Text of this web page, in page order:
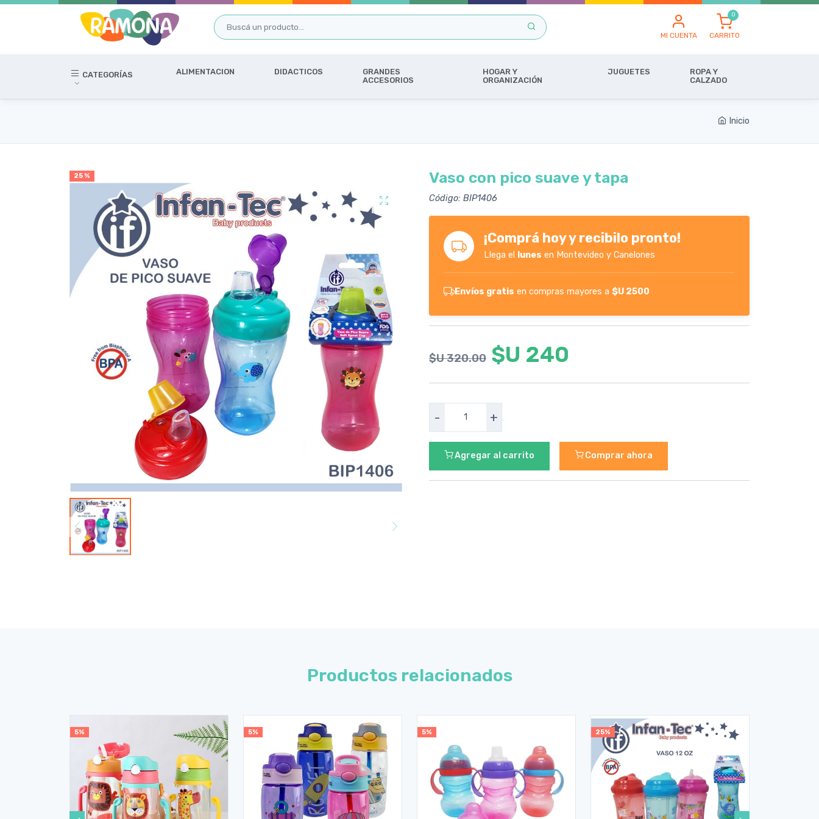
MI CUENTA CARRITO
CATEGORÍAS ALIMENTACION DIDACTICOS
GRANDES
ACCESORIOS
HOGAR Y
ORGANIZACIÓN
JUGUETES
ROPA Y
CALZADO
Inicio
25 % Vaso con pico suave y tapa
Código: BIP1406
¡Comprá hoy y recibilo pronto!
Llega el lunes en Montevideo y Canelones
Envíos gratis en compras mayores a $U 2500
$U 320.00 $U 240
- +
Agregar al carrito Comprar ahora
Productos relacionados
5% 5% 5% 25%